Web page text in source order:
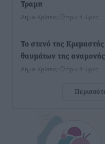
Τραμπ
Δημο-Κρίσεις πριν 4 ώρες
Το στενό της
θαυμάτων της αναμονής
Δημο-Κρίσεις πριν 4 ώρες
ΣΕΤΕ: Σημαντική
Ειδήσεις πριν 4 ώρες